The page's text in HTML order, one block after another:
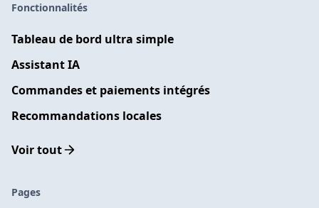
Fonctionnalités
Tableau de bord ultra simple
Assistant IA
Commandes et paiements intégrés
Recommandations locales
Voir tout
Pages